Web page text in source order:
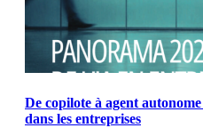
De copilote à agent
dans les entreprises